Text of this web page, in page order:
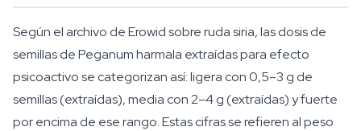
Según el archivo de Erowid sobre ruda siria, las dosis de
semillas de Peganum harmala extraídas para efecto
psicoactivo se categorizan así: ligera con 0,5–3 g de
semillas (extraídas), media con 2–4 g (extraídas) y fuerte
por encima de ese rango. Estas cifras se refieren al peso